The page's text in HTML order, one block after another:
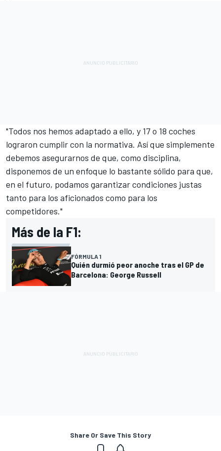
"Todos nos hemos adaptado a ello, y 17 o 18 coches
lograron cumplir con la normativa. Así que simplemente
debemos asegurarnos de que, como disciplina,
disponemos de un enfoque lo bastante sólido para que,
en el futuro, podamos garantizar condiciones justas
tanto para los aficionados como para los
competidores."
Más de la F1:
FÓRMULA 1
Quién durmió peor anoche tras el GP de
Barcelona: George Russell
Share Or Save This Story